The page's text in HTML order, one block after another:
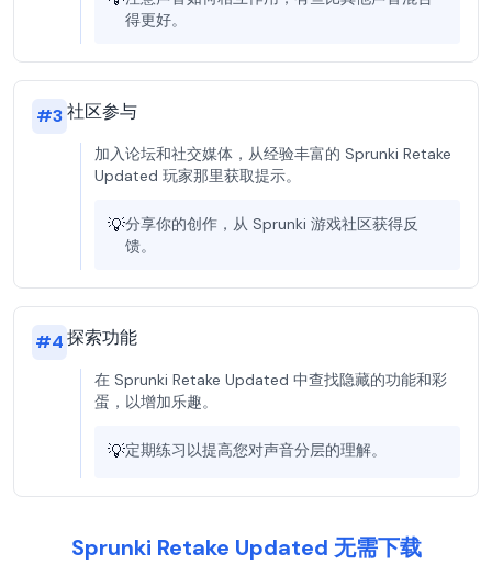
得更好。
#3社区参与
加入论坛和社交媒体，从经验丰富的 Sprunki Retake
Updated 玩家那里获取提示。
💡分享你的创作，从 Sprunki 游戏社区获得反
馈。
#4探索功能
在 Sprunki Retake Updated 中查找隐藏的功能和彩
蛋，以增加乐趣。
💡定期练习以提高您对声音分层的理解。
Sprunki Retake Updated 无需下载